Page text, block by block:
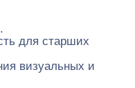
для старших
визуальных и